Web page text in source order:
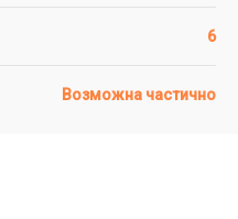
6
Возможна частично